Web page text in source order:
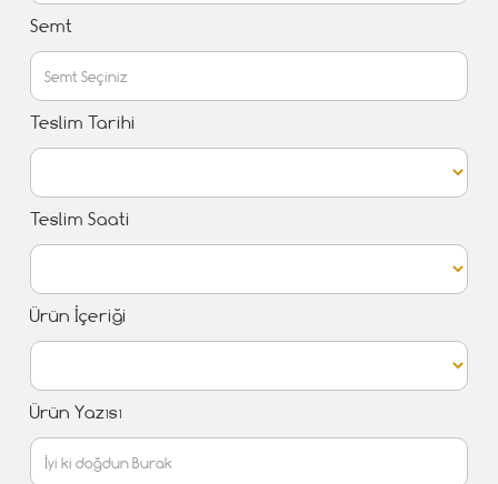
Semt
Teslim Tarihi
Teslim Saati
Ürün İçeriği
Ürün Yazısı